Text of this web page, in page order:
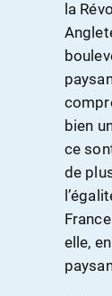
la
bien
ce
de
elle,